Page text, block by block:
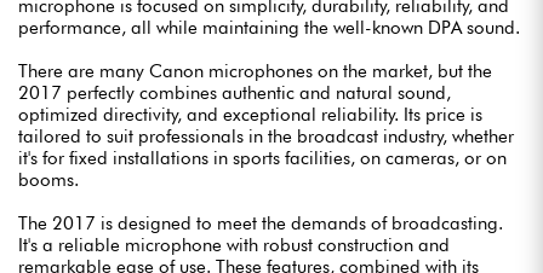
microphone is focused on simplicity, durability, reliability, and
performance, all while maintaining the well-known DPA sound.
There are many Canon microphones on the market, but the
2017 perfectly combines authentic and natural sound,
optimized directivity, and exceptional reliability. Its price is
tailored to suit professionals in the broadcast industry, whether
it's for fixed installations in sports facilities, on cameras, or on
booms.
The 2017 is designed to meet the demands of broadcasting.
It's a reliable microphone with robust construction and
remarkable ease of use. These features, combined with its